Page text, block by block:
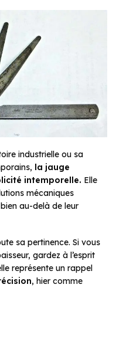
industrielle ou sa
la jauge
intemporelle. Elle
mécaniques
au-delà de leur
sa pertinence. Si vous
gardez à l’esprit
représente un rappel
, hier comme